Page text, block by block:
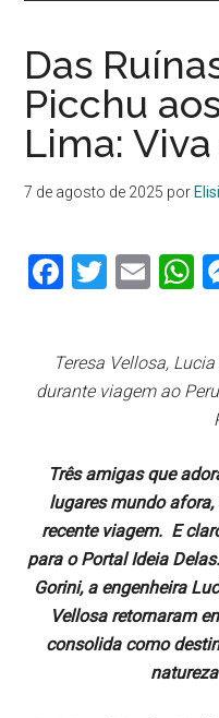
Das
Picchu
Lima:
7 de agosto de 2025 por
Facebook
Twitter
Teresa Vellosa,
durante viagem ao
Três amigas que
lugares mundo
recente viagem. E
para o Portal Ideia Delas.
Gorini, a engenheira
Vellosa retornaram
consolida como